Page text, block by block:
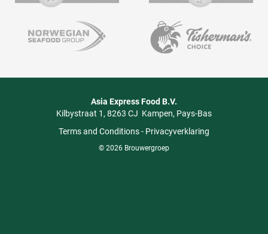
Asia Express Food B.V.
Kilbystraat 1 8263 CJ Kampen Pays-Bas
Terms and Conditions- Privacyverklaring
© 2026 Brouwergroep